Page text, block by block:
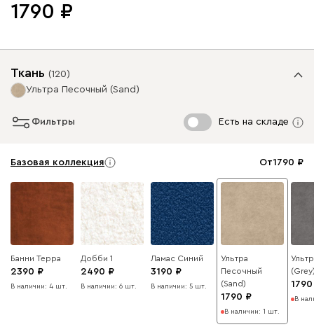
1790
Ткань (120)
Ультра Песочный (Sand)
Фильтры Есть на складе
Базовая коллекция От1790
Банни Терра
2390
В наличии: 4 шт.
Добби 1
2490
В наличии: 6 шт.
Ламас Синий
3190
В наличии: 5 шт.
Ультра
Песочный
(Sand)
1790
В наличии: 1 шт.
1790
В